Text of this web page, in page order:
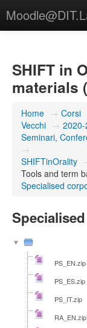
SHIFT in
materials
Home → Corsi
Vecchi → 2020-
Seminari,
→
SHIFTinOrality
Tools and term
Specialised
PS_EN.zip
PS_ES.zip
PS_IT.zip
RA_EN.zip